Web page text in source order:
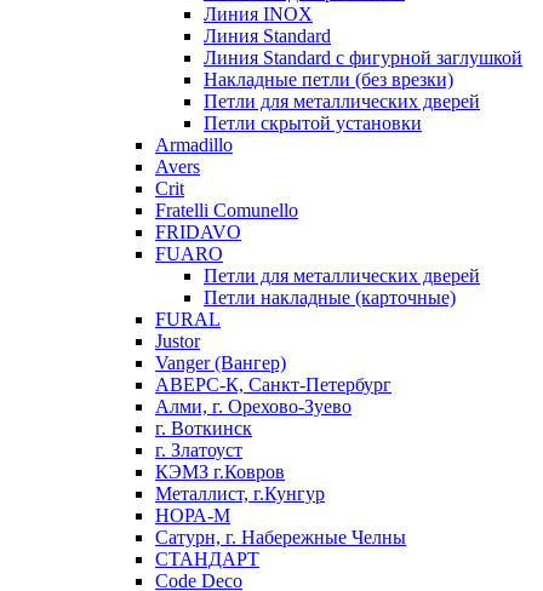
Линия INOX
Линия Standard
Линия Standard с фигурной заглушкой
Накладные петли (без врезки)
Петли для металлических дверей
Петли скрытой установки
Armadillo
Avers
Crit
Fratelli Comunello
FRIDAVO
FUARO
Петли для металлических дверей
Петли накладные (карточные)
FURAL
Justor
Vanger (Вангер)
АВЕРС-К, Санкт-Петербург
Алми, г. Орехово-Зуево
г. Воткинск
г. Златоуст
КЭМЗ г.Ковров
Металлист, г.Кунгур
НОРА-М
Сатурн, г. Набережные Челны
СТАНДАРТ
Code Deco